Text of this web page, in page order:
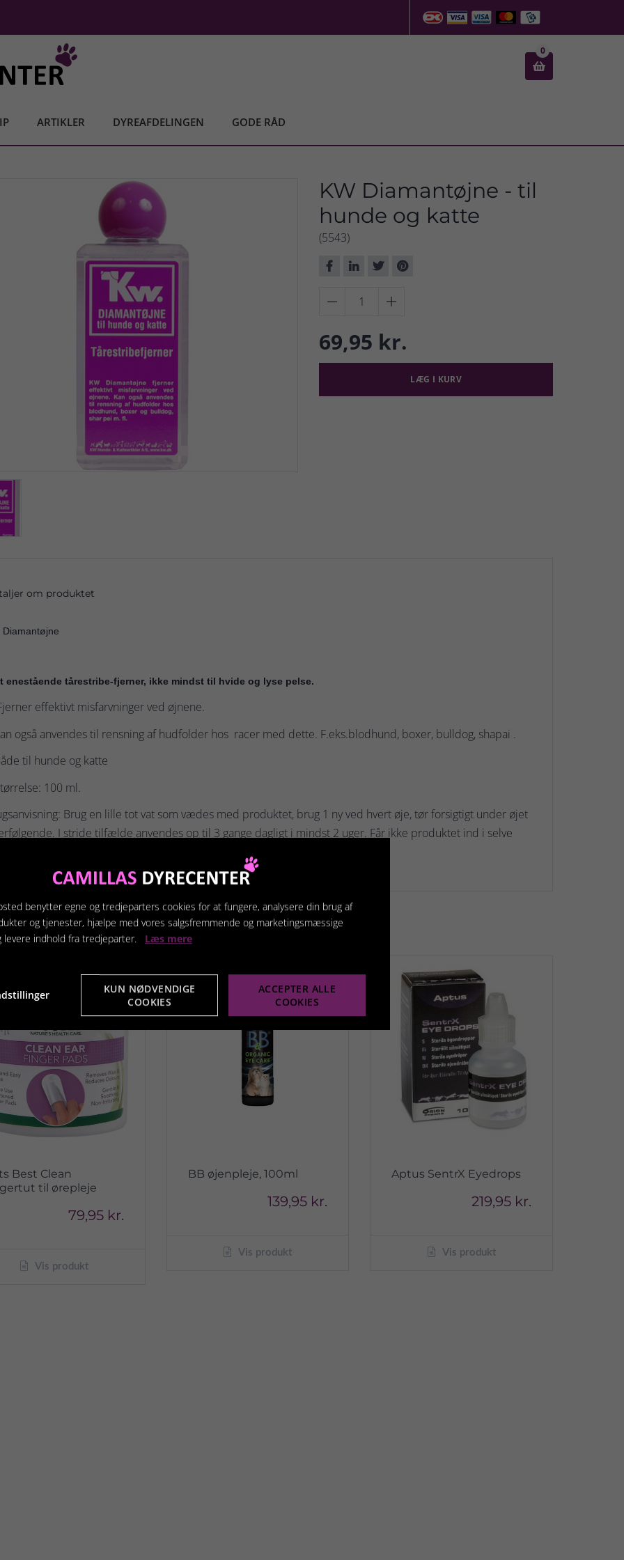

0
ARTIKLER DYREAFDELINGEN GODE RÅD
KW Diamantøjne - til
hunde og katte
(5543)
 
69,95 kr.
LÆG I KURV
om produktet
Diamantøjne
enestående tårestribe-fjerner, ikke mindst til hvide og lyse pelse.
effektivt misfarvninger ved øjnene.
også anvendes til rensning af hudfolder hos racer med dette. F.eks.blodhund, boxer, bulldog, shapai .
til hunde og katte
100 ml.
Brug en lille tot vat som vædes med produktet, brug 1 ny ved hvert øje, tør forsigtigt under øjet
I stride tilfælde anvendes op til 3 gange dagligt i mindst 2 uger. Får ikke produktet ind i selve
produkter
Best Clean
til ørepleje
79,95 kr.
Vis produkt
BB øjenpleje, 100ml
139,95 kr.
Vis produkt
Aptus SentrX Eyedrops
219,95 kr.
Vis produkt
benytter egne og tredjeparters cookies for at fungere, analysere din brug af
og tjenester, hjælpe med vores salgsfremmende og marketingsmæssige
levere indhold fra tredjeparter. Læs mere
KUN NØDVENDIGE
COOKIES
ACCEPTER ALLE
COOKIES